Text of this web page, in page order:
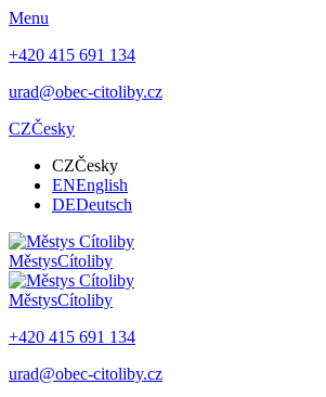
Menu
+420 415 691 134
urad@obec-citoliby.cz
CZČesky
CZČesky
ENEnglish
DEDeutsch
MěstysCítoliby
MěstysCítoliby
+420 415 691 134
urad@obec-citoliby.cz